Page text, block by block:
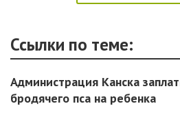
Ссылки по теме:
Администрация Канска
бродячего пса на ребенка